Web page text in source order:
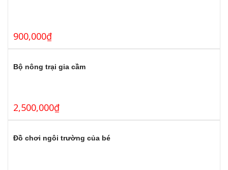
900,000₫
Bộ nông trại gia cầm
2,500,000₫
Đồ chơi ngôi trường của bé